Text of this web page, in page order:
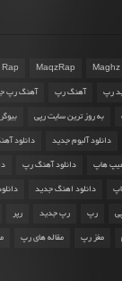
Maghz
MaqzRap
Rap
رپ آهنگ رپ آهنگ رپ
به روز ترین سایت رپی
دانلود آلبوم جدید دانلود
هاپ دانلود آهنگ رپ
دانلود اهنگ جدید
رپ رپ جدید رپر
مغز رپ مقاله های رپ